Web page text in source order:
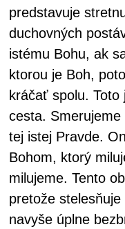
predstavuje
duchovných
istému Bohu, ak
ktorou je Boh,
kráčať spolu. Toto
cesta.
tej istej Pravde.
Bohom, ktorý
milujeme. Tento
pretože
navyše úplne